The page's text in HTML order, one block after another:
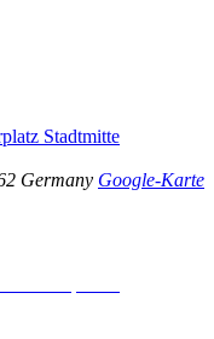
Stadtmitte
Germany Google-Karte